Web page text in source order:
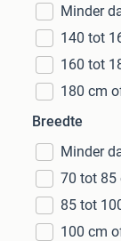
Minder
140 tot
160 tot
180 cm
Breedte
Minder
70 tot 85
85 tot
100 cm